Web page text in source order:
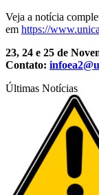
Veja a notícia
em https://
23, 24 e 25 de
Contato:
Últimas Notícias